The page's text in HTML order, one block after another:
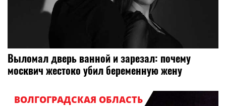
Выломал дверь ванной и зарезал: почему
москвич жестоко убил беременную жену
ВОЛГОГРАДСКАЯ ОБЛАСТЬ